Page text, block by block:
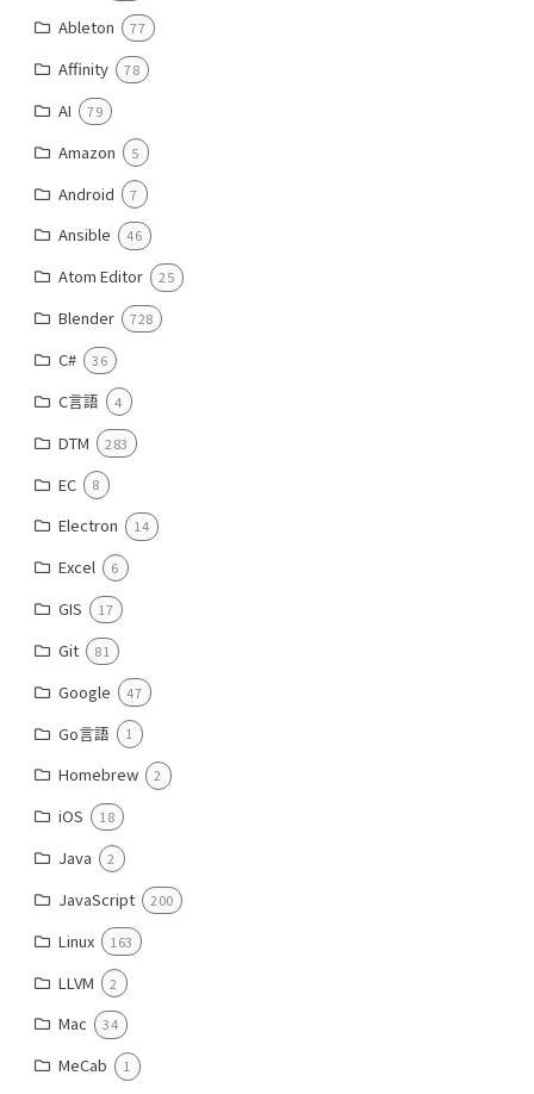
Ableton 77
Affinity 78
AI 79
Amazon 5
Android 7
Ansible 46
Atom Editor 25
Blender 728
C# 36
C言語 4
DTM 283
EC 8
Electron 14
Excel 6
GIS 17
Git 81
Google 47
Go言語 1
Homebrew 2
iOS 18
Java 2
JavaScript 200
Linux 163
LLVM 2
Mac 34
MeCab 1